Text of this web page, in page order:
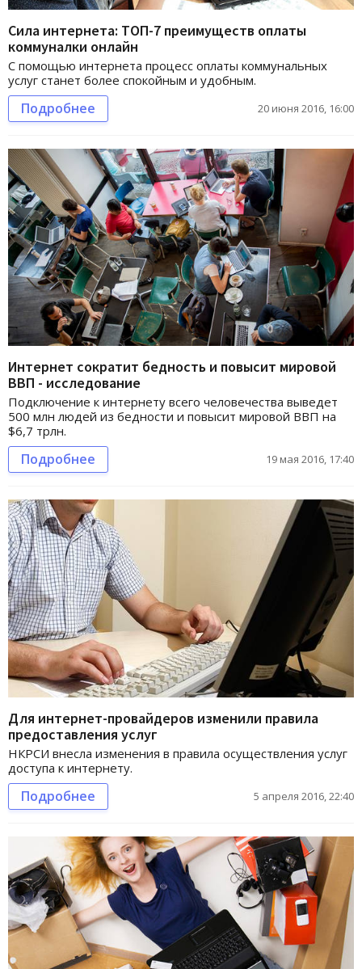
Сила интернета: ТОП-7 преимуществ оплаты
коммуналки онлайн
С помощью интернета процесс оплаты коммунальных
услуг станет более спокойным и удобным.
Подробнее 20 июня 2016, 16:00
Интернет сократит бедность и повысит мировой
ВВП - исследование
Подключение к интернету всего человечества выведет
500 млн людей из бедности и повысит мировой ВВП на
$6,7 трлн.
Подробнее 19 мая 2016, 17:40
Для интернет-провайдеров изменили правила
предоставления услуг
НКРСИ внесла изменения в правила осуществления услуг
доступа к интернету.
Подробнее 5 апреля 2016, 22:40